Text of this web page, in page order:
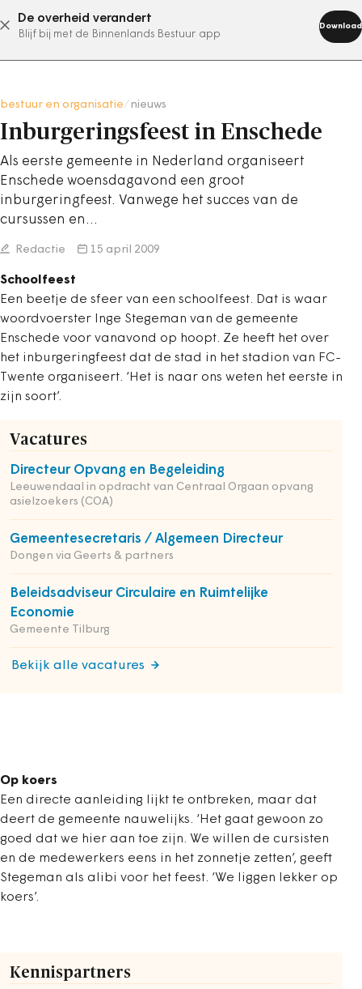
De overheid verandert
Blijf bij met de Binnenlands Bestuur app
Download
abonneer nu
bestuur en organisatie nieuws
Inburgeringsfeest in Enschede
Als eerste gemeente in Nederland organiseert
Enschede woensdagavond een groot
inburgeringfeest. Vanwege het succes van de
cursussen en…
Redactie 15 april 2009
Schoolfeest
Een beetje de sfeer van een schoolfeest. Dat is waar
woordvoerster Inge Stegeman van de gemeente
Enschede voor vanavond op hoopt. Ze heeft het over
het inburgeringfeest dat de stad in het stadion van FC-
Twente organiseert. ‘Het is naar ons weten het eerste in
zijn soort’.
Vacatures
Directeur Opvang en Begeleiding
Leeuwendaal in opdracht van Centraal Orgaan opvang
asielzoekers (COA)
Gemeentesecretaris / Algemeen Directeur
Dongen via Geerts & partners
Beleidsadviseur Circulaire en Ruimtelijke
Economie
Gemeente Tilburg
Bekijk alle vacatures
Op koers
Een directe aanleiding lijkt te ontbreken, maar dat
deert de gemeente nauwelijks. ‘Het gaat gewoon zo
goed dat we hier aan toe zijn. We willen de cursisten
en de medewerkers eens in het zonnetje zetten’, geeft
Stegeman als alibi voor het feest. ‘We liggen lekker op
koers’.
Kennispartners